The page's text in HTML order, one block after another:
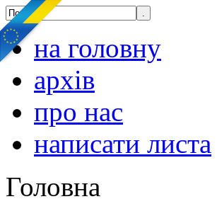
на головну
архів
про нас
написати листа
Головна